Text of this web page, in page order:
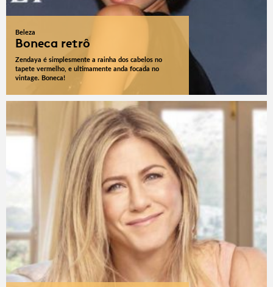
Beleza
Boneca retrô
Zendaya é simplesmente a rainha dos cabelos no
tapete vermelho, e ultimamente anda focada no
vintage. Boneca!